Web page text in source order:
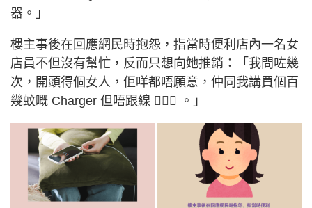
器。」
樓主事後在回應網民時抱怨，指當時便利店內一名女
店員不但沒有幫忙，反而只想向她推銷：「我問咗幾
次，開頭得個女人，佢咩都唔願意，仲同我講買個百
幾蚊嘅 Charger 但唔跟線 🤦🏻‍♀️ 。」